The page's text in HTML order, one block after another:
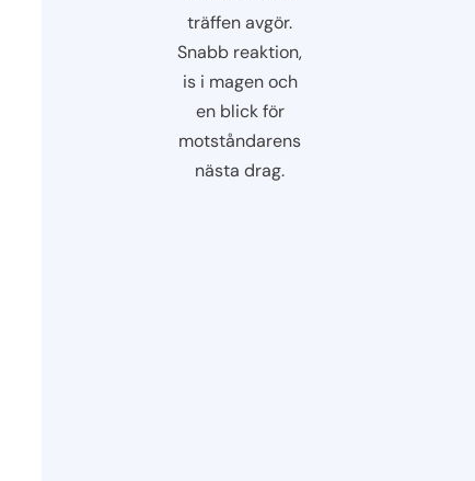
träffen avgör.
Snabb reaktion,
is i magen och
en blick för
motståndarens
nästa drag.